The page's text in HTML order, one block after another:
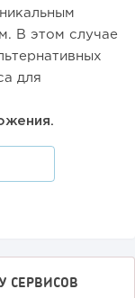
В этом случае
для
СЕРВИСОВ